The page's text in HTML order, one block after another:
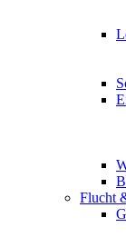
Flucht